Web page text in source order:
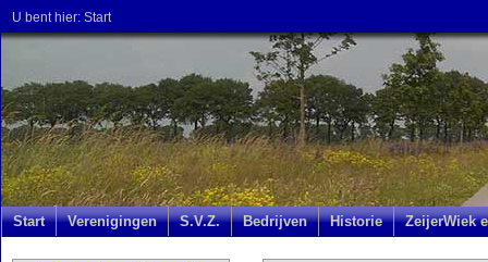
U bent hier: Start
Start Verenigingen S.V.Z. Bedrijven Historie ZeijerWiek